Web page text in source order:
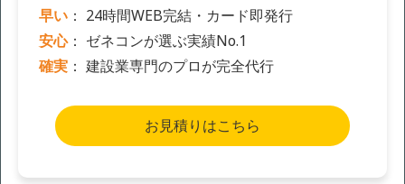
早い： 24時間WEB完結・カード即発行
安心： ゼネコンが選ぶ実績No.1
確実： 建設業専門のプロが完全代行
お見積りはこちら